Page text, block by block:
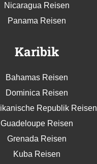
Nicaragua Reisen
Panama Reisen
Karibik
Bahamas Reisen
Dominica Reisen
Republik Reisen
Guadeloupe Reisen
Grenada Reisen
Kuba Reisen